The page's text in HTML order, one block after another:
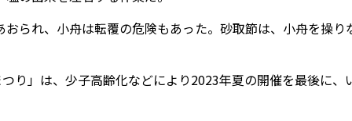
られ、小舟は転覆の危険もあった。砂取節は、小舟を操り
」は、少子高齢化などにより2023年夏の開催を最後に、